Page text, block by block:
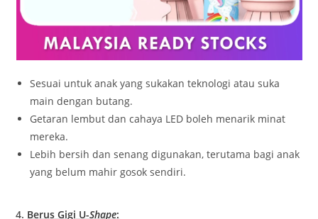
Sesuai untuk anak yang sukakan teknologi atau suka
main dengan butang.
Getaran lembut dan cahaya LED boleh menarik minat
mereka.
Lebih bersih dan senang digunakan, terutama bagi anak
yang belum mahir gosok sendiri.
4. Berus Gigi U-Shape: